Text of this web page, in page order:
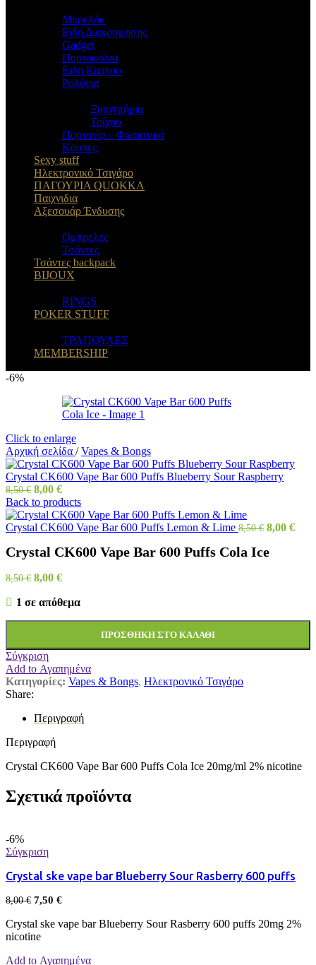
Μπρελόκ
Eιδη Διακοσμησης
Gadget
Πορτοφόλια
Ειδη Καπνου
Ρολόγια
Ξυπνητήρια
Τοίχου
Πορτατίφ – Φωτιστικά
Κουπες
Sexy stuff
Ηλεκτρονικό Τσιγάρο
ΠΑΓΟΥΡΙΑ QUOKKA
Παιχνιδια
Αξεσουάρ Ένδυσης
Oμπρελες
Τσάντες
Τσάντες backpack
BIJOUX
RINGS
POKER STUFF
ΤΡΑΠΟΥΛΕΣ
MEMBERSHIP
-6%
Click to enlarge
Αρχική σελίδα / Vapes & Bongs
Crystal CK600 Vape Bar 600 Puffs Blueberry Sour Raspberry
8,50€ 8,00 €
Back to products
Crystal CK600 Vape Bar 600 Puffs Lemon & Lime 8,50€ 8,00 €
Crystal CK600 Vape Bar 600 Puffs Cola Ice
8,50€ 8,00 €
1 σε απόθεμα
ΠΡΟΣΘΉΚΗ ΣΤΟ ΚΑΛΆΘΙ
Σύγκριση
Add to Αγαπημένα
Κατηγορίες: Vapes & Bongs, Ηλεκτρονικό Τσιγάρο
Share:
Περιγραφή
Περιγραφή
Crystal CK600 Vape Bar 600 Puffs Cola Ice 20mg/ml 2% nicotine
Σχετικά προϊόντα
-6%
Σύγκριση
Crystal ske vape bar Blueberry Sour Rasberry 600 puffs
8,00€ 7,50 €
Crystal ske vape bar Blueberry Sour Rasberry 600 puffs 20mg 2%
nicotine
Add to Αγαπημένα